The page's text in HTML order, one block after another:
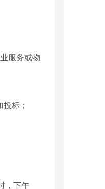
服务或物
标；
，下午